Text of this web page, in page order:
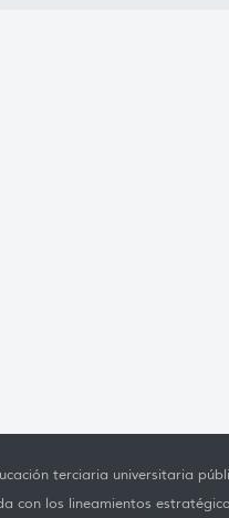
terciaria universitaria
con los lineamientos